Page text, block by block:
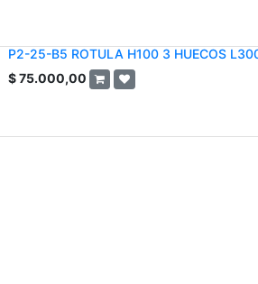
P2-25-B5 ROTULA H100 3 HUECOS
$75.000,00